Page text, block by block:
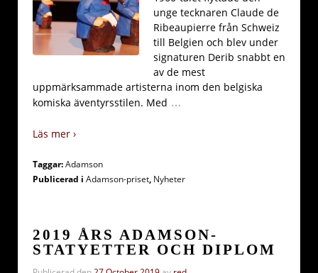
unge tecknaren Claude de
Ribeaupierre från Schweiz
till Belgien och blev under
signaturen Derib snabbt en
av de mest
uppmärksammade artisterna inom den belgiska
komiska äventyrsstilen. Med …
Läs mer ›
Taggar:Adamson
Publicerad i Adamson-priset, Nyheter
2019 ÅRS ADAMSON-
STATYETTER OCH DIPLOM